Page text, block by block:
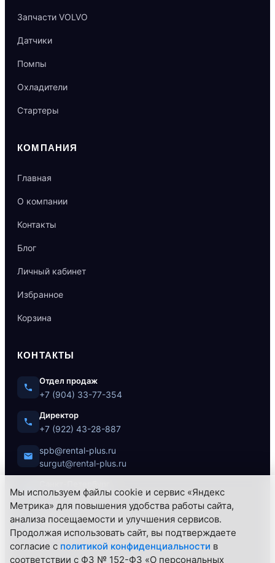
Запчасти VOLVO
Датчики
Помпы
Охладители
Стартеры
КОМПАНИЯ
Главная
О компании
Контакты
Блог
Личный кабинет
Избранное
Корзина
КОНТАКТЫ
Отдел продаж
+7 (904) 33-77-354
Директор
+7 (922) 43-28-887
spb@rental-plus.ru
surgut@rental-plus.ru
ул. Литовская, 10
Сургут
Нефтеюганское ш., 62/1
Мы используем файлы cookie и сервис «Яндекс
Метрика» для повышения удобства работы сайта,
анализа посещаемости и улучшения сервисов.
Продолжая использовать сайт, вы подтверждаете
согласие с политикой конфиденциальности в
соответствии с ФЗ № 152-ФЗ «О персональных